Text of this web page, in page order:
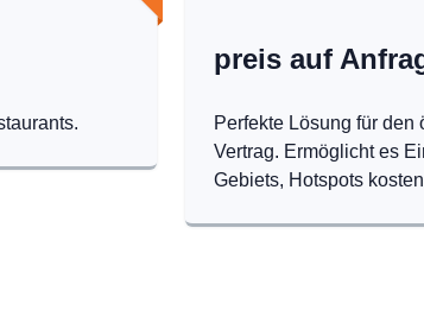
preis auf
Perfekte Lösung für den
Vertrag. Ermöglicht es
Gebiets, Hotspots